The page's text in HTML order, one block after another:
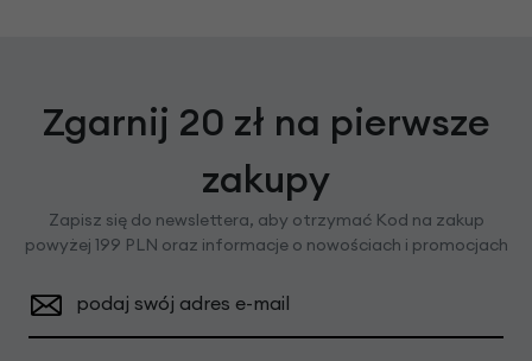
Zgarnij 20 zł na pierwsze
zakupy
Zapisz się do newslettera, aby otrzymać Kod na zakup
powyżej 199 PLN oraz informacje o nowościach i promocjach
podaj swój adres e-mail